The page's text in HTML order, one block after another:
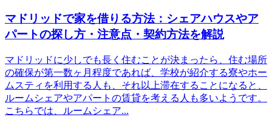
マドリッドで家を借りる方法：シェアハウスやア
パートの探し方・注意点・契約方法を解説
マドリッドに少しでも長く住むことが決まったら、住む場所
の確保が第一数ヶ月程度であれば、学校が紹介する寮やホー
ムスティを利用する人も、それ以上滞在することになると、
ルームシェアやアパートの賃貸を考える人も多いようです。
こちらでは、ルームシェア...